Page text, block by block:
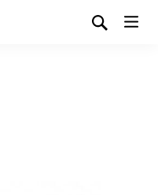
Bucha